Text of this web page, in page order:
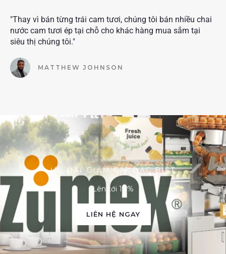
"Thay vì bán từng trái cam tươi, chúng tôi bán nhiều chai
nước cam tươi ép tại chỗ cho khác hàng mua sắm tại
siêu thị chúng tôi."
MATTHEW JOHNSON
ƯU ĐÃI GIẢM GIÁ ĐẶC BIỆT
Lên tới 10%
LIÊN HỆ NGAY